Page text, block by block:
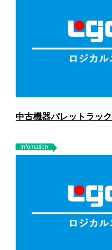
中古機器パレットラッ
infomation